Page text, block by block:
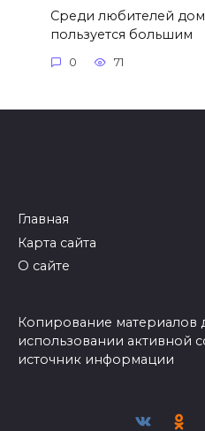
Среди любителей
пользуется большим
0 71
Главная
Карта сайта
О сайте
Копирование материалов
использовании активной
источник информации